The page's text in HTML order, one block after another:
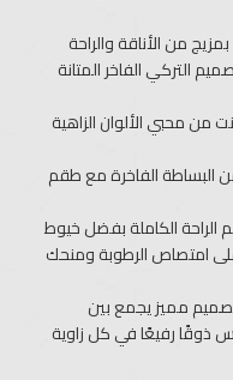
من الأناقة والراحة
التركي الفاخر المتانة
من محبي الألوان الزاهية
الفاخرة مع طقم
الراحة الكاملة بفضل خيوط
على امتصاص الرطوبة ومنحك
مميز يجمع بين
ذوقًا رفيعًا في كل زاوية